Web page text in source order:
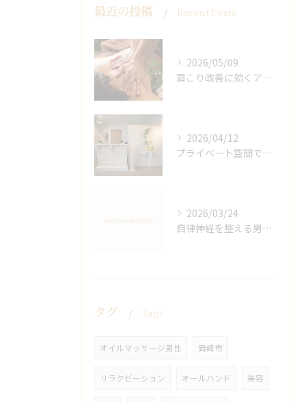
最近の投稿 Recent Posts
2026/05/09
肩こり改善に効くアロマリンパの手技と効果
2026/04/12
プライベート空間で極上アロマリンパケアの効果
2026/03/24
自律神経を整える男性オイルマッサージ
タグ Tags
オイルマッサージ男性 岡崎市
リラクゼーション オールハンド 美容